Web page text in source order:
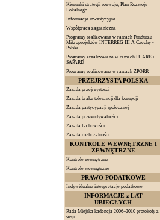
Kierunki strategii rozwoju, Plan Rozwoju
Lokalnego
Informacje inwestycyjne
Współpraca zagraniczna
Programy realizowane w ramach Funduszu
Mikroprojektów INTERREG III A Czechy -
Polska
Programy zrealizowane w ramach PHARE i
SAPARD
Programy realizowane w ramach ZPORR
PRZEJRZYSTA POLSKA
Zasada przejrzystości
Zasada braku tolerancji dla korupcji
Zasada partycypacji społecznej
Zasada przewidywalności
Zasada fachowości
Zasada rozliczalności
KONTROLE WEWNĘTRZNE I
ZEWNĘTRZNE
Kontrole zewnętrzne
Kontrole wewnętrzne
PRAWO PODATKOWE
Indywidualne interpretacje podatkowe
INFORMACJE z LAT
UBIEGŁYCH
Rada Miejska kadencja 2006÷2010 protokoły z
sesji